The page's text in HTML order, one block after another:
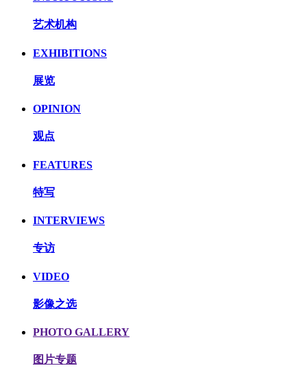
艺术机构
EXHIBITIONS
展览
OPINION
观点
FEATURES
特写
INTERVIEWS
专访
VIDEO
影像之选
PHOTO GALLERY
图片专题